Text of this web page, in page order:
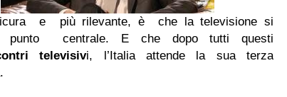
e più rilevante, è che la televisione si
punto centrale. E che dopo tutti questi
televisivi, l’Italia attende la sua terza